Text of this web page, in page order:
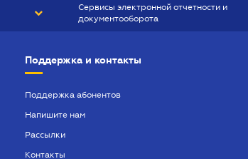
Сервисы электронной отчетности и
документооборота
Поддержка и контакты
Поддержка абонентов
Напишите нам
Рассылки
Контакты